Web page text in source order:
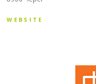
WEBSITE